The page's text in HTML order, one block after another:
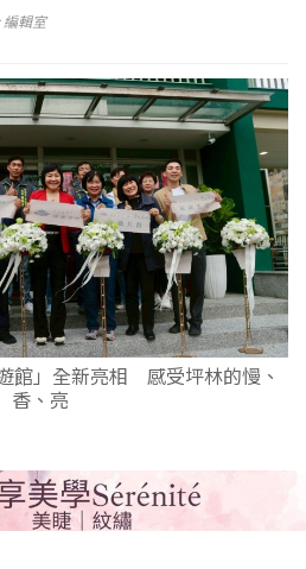
編輯室
館」全新亮相 感受坪林的慢、
香、亮